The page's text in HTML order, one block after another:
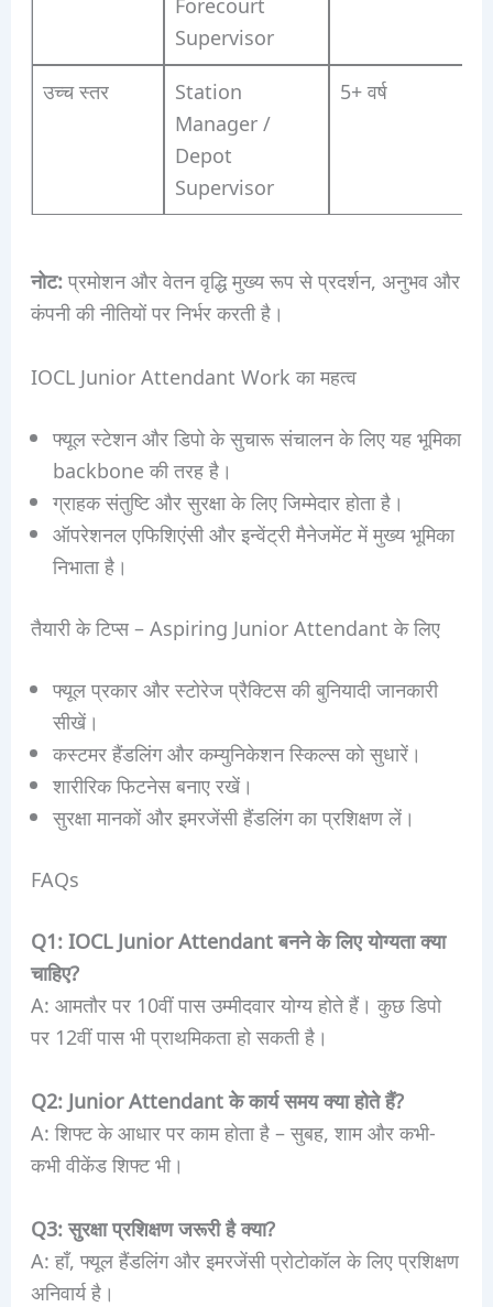
Forecourt
Supervisor
उच्च स्तर
Station
Manager /
Depot
Supervisor
5+ वर्ष
नोट:प्रमोशन और वेतन वृद्धि मुख्य रूप से प्रदर्शन, अनुभव और
कंपनी की नीतियों पर निर्भर करती है।
IOCL Junior Attendant Work का महत्व
फ्यूल स्टेशन और डिपो के सुचारू संचालन के लिए यह भूमिका
backbone की तरह है।
ग्राहक संतुष्टि और सुरक्षा के लिए जिम्मेदार होता है।
ऑपरेशनल एफिशिएंसी और इन्वेंट्री मैनेजमेंट में मुख्य भूमिका
निभाता है।
तैयारी के टिप्स – Aspiring Junior Attendant के लिए
फ्यूल प्रकार और स्टोरेज प्रैक्टिस की बुनियादी जानकारी
सीखें।
कस्टमर हैंडलिंग और कम्युनिकेशन स्किल्स को सुधारें।
शारीरिक फिटनेस बनाए रखें।
सुरक्षा मानकों और इमरजेंसी हैंडलिंग का प्रशिक्षण लें।
FAQs
Q1: IOCL Junior Attendant बनने के लिए योग्यता क्या
चाहिए?
A: आमतौर पर 10वीं पास उम्मीदवार योग्य होते हैं। कुछ डिपो
पर 12वीं पास भी प्राथमिकता हो सकती है।
Q2: Junior Attendant के कार्य समय क्या होते हैं?
A: शिफ्ट के आधार पर काम होता है – सुबह, शाम और कभी-
कभी वीकेंड शिफ्ट भी।
Q3: सुरक्षा प्रशिक्षण जरूरी है क्या?
A: हाँ, फ्यूल हैंडलिंग और इमरजेंसी प्रोटोकॉल के लिए प्रशिक्षण
अनिवार्य है।